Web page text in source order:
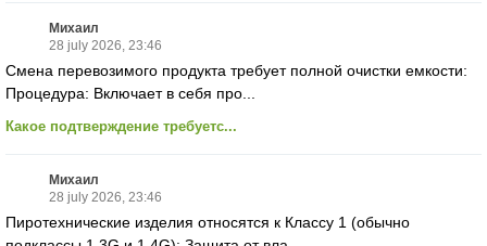
Михаил
28 july 2026, 23:46
Смена перевозимого продукта требует полной очистки емкости:
Процедура: Включает в себя про...
Какое подтверждение требуетс...
Михаил
28 july 2026, 23:46
Пиротехнические изделия относятся к Классу 1 (обычно